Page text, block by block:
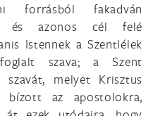
forrásból fakadván
és azonos cél felé
Istennek a Szentlélek
foglalt szava; a Szent
szavát, melyet Krisztus
bízott az apostolokra,